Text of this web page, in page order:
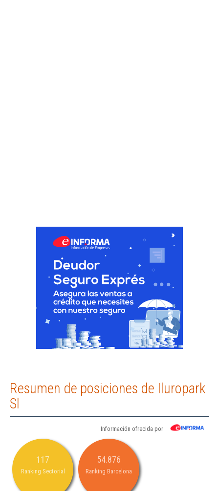
Resumen de posiciones de Iluropark
Sl
Información ofrecida por
117
Ranking Sectorial
54.876
Ranking Barcelona